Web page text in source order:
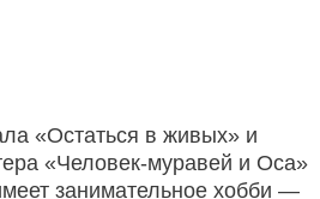
«Остаться в живых» и
«Человек-муравей и Оса»
занимательное хобби —